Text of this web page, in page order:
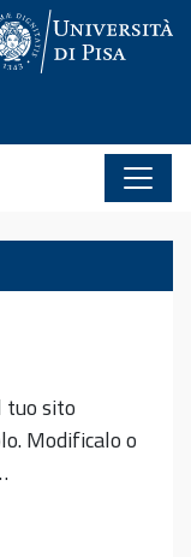
tuo sito
Modificalo o